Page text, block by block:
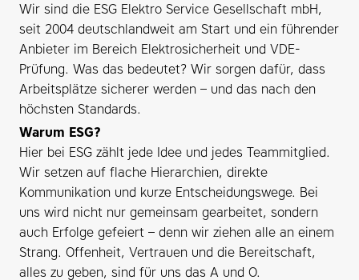
Wir sind die ESG Elektro Service Gesellschaft mbH,
seit 2004 deutschlandweit am Start und ein führender
Anbieter im Bereich Elektrosicherheit und VDE-
Prüfung. Was das bedeutet? Wir sorgen dafür, dass
Arbeitsplätze sicherer werden – und das nach den
höchsten Standards.
Warum ESG?
Hier bei ESG zählt jede Idee und jedes Teammitglied.
Wir setzen auf flache Hierarchien, direkte
Kommunikation und kurze Entscheidungswege. Bei
uns wird nicht nur gemeinsam gearbeitet, sondern
auch Erfolge gefeiert – denn wir ziehen alle an einem
Strang. Offenheit, Vertrauen und die Bereitschaft,
alles zu geben, sind für uns das A und O.